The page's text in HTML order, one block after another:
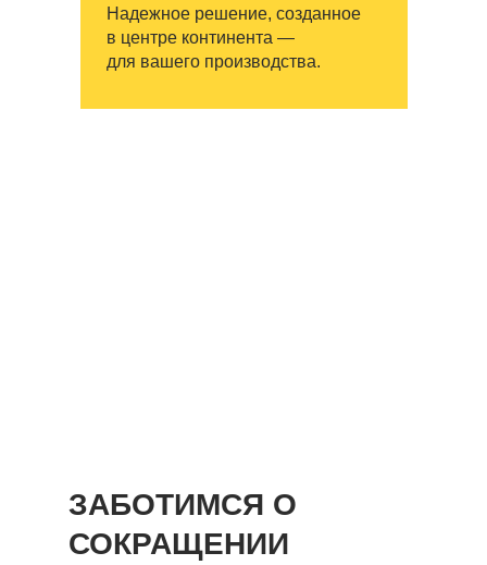
Надежное решение, созданное
в центре континента —
для вашего производства.
ЗАБОТИМСЯ О
СОКРАЩЕНИИ